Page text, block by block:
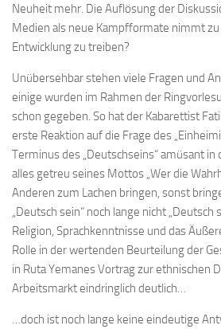
Neuheit mehr. Die Auflösung der
Medien als neue Kampfformate nimmt
Entwicklung zu treiben?
Unübersehbar stehen viele Fragen und
einige wurden im Rahmen der
schon gegeben. So hat der Kabarettist
erste Reaktion auf die Frage des
Terminus des „Deutschseins“ amüsant
alles getreu seines Mottos „Wer die
Anderen zum Lachen bringen, sonst
„Deutsch sein“ noch lange nicht
Religion, Sprachkenntnisse und das
Rolle in der wertenden Beurteilung der
in Ruta Yemanes Vortrag zur ethnischen
Arbeitsmarkt eindringlich deutlich…
…doch ist noch lange keine eindeutige